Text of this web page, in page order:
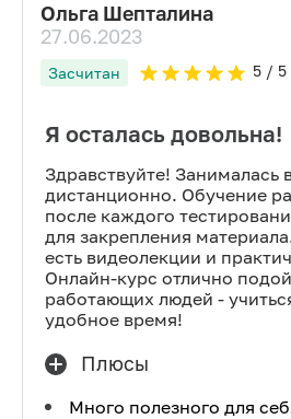
Ольга Шепталина
27.06.2023
Засчитан 5/ 5
Я осталась довольна!
Здравствуйте!
дистанционно. Обучение
после каждого
для закрепления
есть видеолекции и
Онлайн-курс отлично
работающих людей -
удобное время!
Плюсы
Много полезного для